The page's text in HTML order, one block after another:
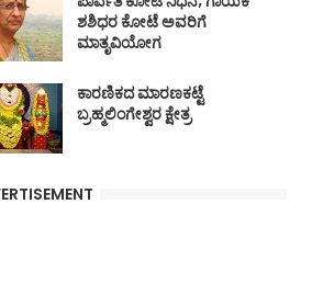
ಶಶಿಧರ ಕೋಟೆ ಅವರಿಗೆ
ಮಾತೃವಿಯೋಗ
ಕಾರಣಿಕದ ಮಾರಣಕಟ್ಟೆ
ಬ್ರಹ್ಮಲಿಂಗೇಶ್ವರ ಕ್ಷೇತ್ರ